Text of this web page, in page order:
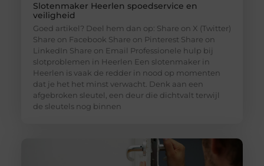
Slotenmaker Heerlen spoedservice en
veiligheid
Goed artikel? Deel hem dan op: Share on X (Twitter)
Share on Facebook Share on Pinterest Share on
LinkedIn Share on Email Professionele hulp bij
slotproblemen in Heerlen Een slotenmaker in
Heerlen is vaak de redder in nood op momenten
dat je het het minst verwacht. Denk aan een
afgebroken sleutel, een deur die dichtvalt terwijl
de sleutels nog binnen